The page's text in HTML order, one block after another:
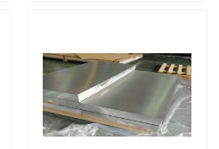
inossidabile
acciaio inossidabile